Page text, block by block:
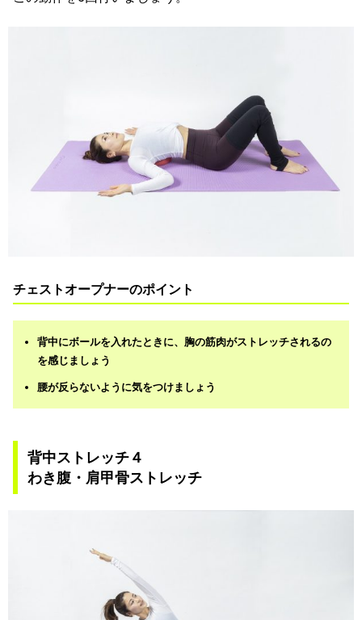
チェストオープナーのポイント
背中にボールを入れたときに、胸の筋肉がストレッチされるの
を感じましょう
腰が反らないように気をつけましょう
背中ストレッチ４
わき腹・肩甲骨ストレッチ